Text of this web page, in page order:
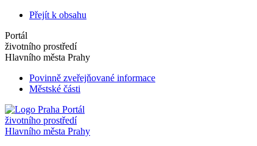
Přejít k obsahu
Portál
životního prostředí
Hlavního města Prahy
Povinně zveřejňované informace
Městské části
Portál
životního prostředí
Hlavního města Prahy